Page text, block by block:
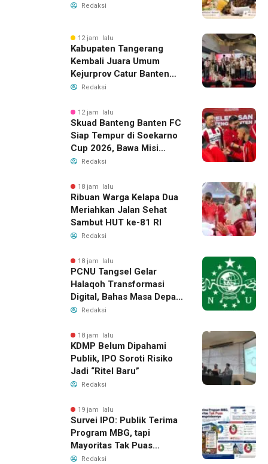
Redaksi
12 jam lalu
Kabupaten Tangerang
Kembali Juara Umum
Kejurprov Catur Banten
2026, Raih 24 Medali
Redaksi
12 jam lalu
Skuad Banteng Banten FC
Siap Tempur di Soekarno
Cup 2026, Bawa Misi
Harumkan Nama Banten
Redaksi
18 jam lalu
Ribuan Warga Kelapa Dua
Meriahkan Jalan Sehat
Sambut HUT ke-81 RI
Redaksi
18 jam lalu
PCNU Tangsel Gelar
Halaqoh Transformasi
Digital, Bahas Masa Depan
NU di Era Disrupsi
Redaksi
18 jam lalu
KDMP Belum Dipahami
Publik, IPO Soroti Risiko
Jadi “Ritel Baru”
Redaksi
19 jam lalu
Survei IPO: Publik Terima
Program MBG, tapi
Mayoritas Tak Puas
dengan Pengelolaannya
Redaksi